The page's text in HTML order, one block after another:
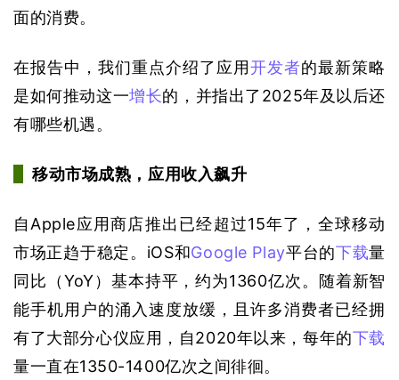
面的消费。
在报告中，我们重点介绍了应用开发者的最新策略
是如何推动这一增长的，并指出了2025年及以后还
有哪些机遇。
移动市场成熟，应用收入飙升
自Apple应用商店推出已经超过15年了，全球移动
市场正趋于稳定。iOS和Google Play平台的下载量
同比（YoY）基本持平，约为1360亿次。随着新智
能手机用户的涌入速度放缓，且许多消费者已经拥
有了大部分心仪应用，自2020年以来，每年的下载
量一直在1350-1400亿次之间徘徊。